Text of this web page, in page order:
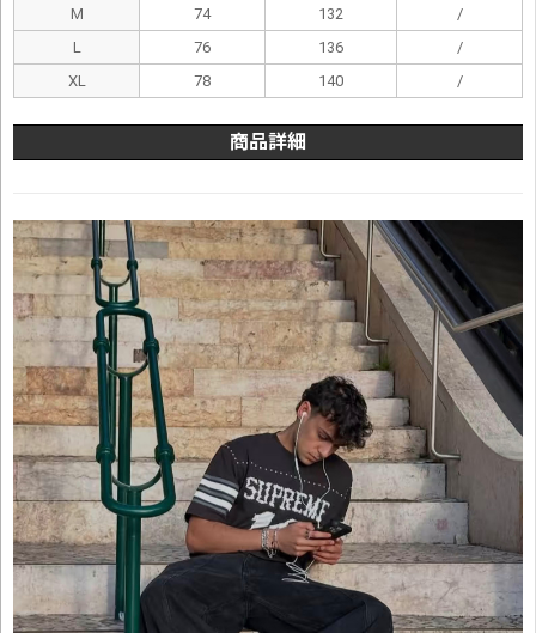
M
74 132
/
L
76 136
/
XL
78 140 /
商品詳細